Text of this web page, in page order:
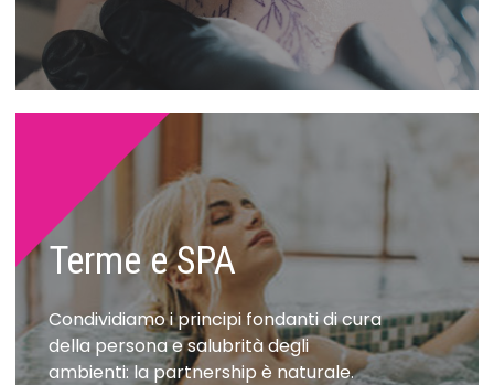
Terme e SPA
Condividiamo i principi fondanti di cura
della persona e salubrità degli
ambienti: la partnership è naturale.